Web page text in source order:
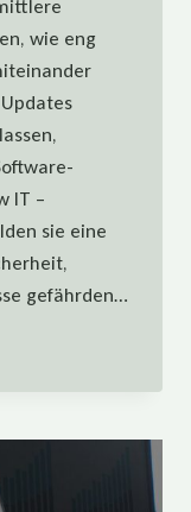
wie eng
IT –
sie eine
gefährden…